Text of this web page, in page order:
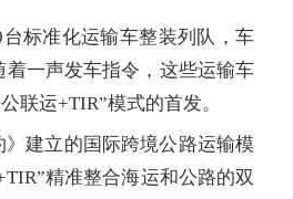
标准化运输车整装列队，车
一声发车指令，这些运输车
联运+TIR”模式的首发。
建立的国际跨境公路运输模
精准整合海运和公路的双